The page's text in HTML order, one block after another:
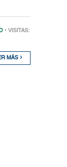
• VISITAS:
MÁS